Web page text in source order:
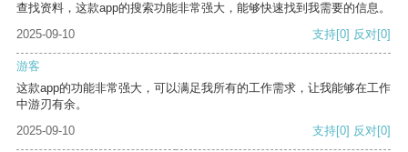
查找资料，这款app的搜索功能非常强大，能够快速找到我需要的信息。
2025-09-10
支持[0] 反对[0]
游客
这款app的功能非常强大，可以满足我所有的工作需求，让我能够在工作
中游刃有余。
2025-09-10
支持[0] 反对[0]